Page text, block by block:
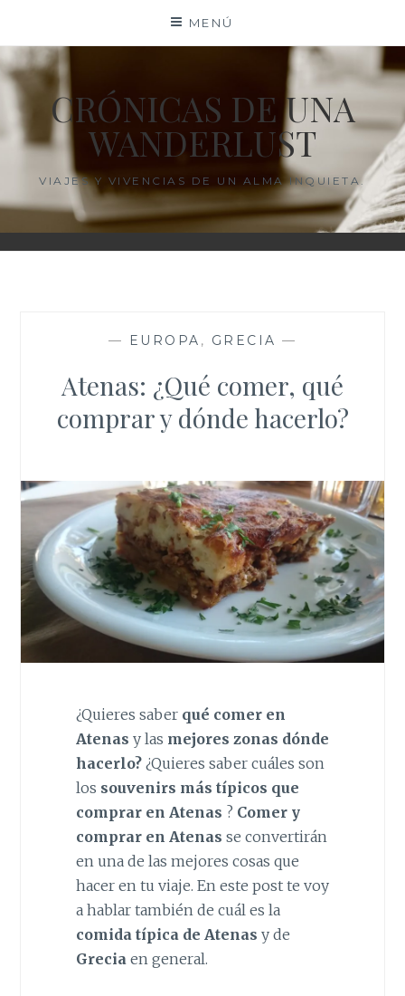
contenido
MENÚ
CRÓNICAS DE UNA
WANDERLUST
VIAJES Y VIVENCIAS DE UN ALMA INQUIETA.
— EUROPA , GRECIA —
Atenas: ¿Qué comer, qué
comprar y dónde hacerlo?
¿Quieres saberqué comer en
Atenas y las mejores zonas dónde
hacerlo? ¿Quieres saber cuáles son
los souvenirs más típicos que
comprar en Atenas ? Comer y
comprar en Atenas se convertirán
en una de las mejores cosas que
hacer en tu viaje. En este post te voy
a hablar también de cuál es la
comida típica de Atenas y de
Grecia en general.